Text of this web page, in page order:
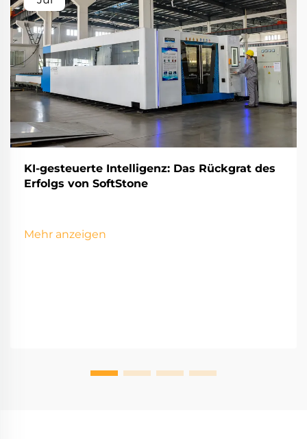
KI-gesteuerte Intelligenz: Das Rückgrat des
Erfolgs von SoftStone
Mehr anzeigen